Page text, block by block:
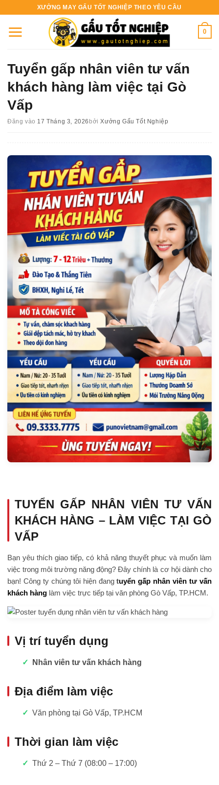
nội
XƯỞNG MAY GẤU TỐT NGHIỆP THEO YÊU CẦU
0
Tuyển gấp nhân viên tư vấn
khách hàng làm việc tại Gò
Vấp
Đăng vào 17 Tháng 3, 2026 bởiXưởng Gấu Tốt Nghiệp
TUYỂN GẤP NHÂN VIÊN TƯ VẤN
KHÁCH HÀNG – LÀM VIỆC TẠI GÒ
VẤP
Bạn yêu thích giao tiếp, có khả năng thuyết phục và muốn làm
việc trong môi trường năng động? Đây chính là cơ hội dành cho
bạn! Công ty chúng tôi hiện đangtuyển gấp nhân viên tư vấn
khách hàng làm việc trực tiếp tại văn phòng Gò Vấp, TP.HCM.
Vị trí tuyển dụng
Nhân viên tư vấn khách hàng
Địa điểm làm việc
Văn phòng tại Gò Vấp, TP.HCM
Thời gian làm việc
Thứ 2 – Thứ 7 (08:00 – 17:00)